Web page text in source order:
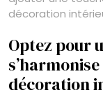
décoration
Optez pour
décoration